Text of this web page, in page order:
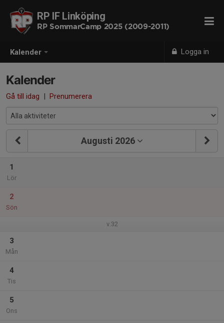
Kalender Logga in
RP IF Linköping
RP SommarCamp 2025 (2009-2011)
Kalender
Gå till idag | Prenumerera
Augusti 2026
1
Lör
2
Sön
v.32
3
Mån
4
Tis
5
Ons